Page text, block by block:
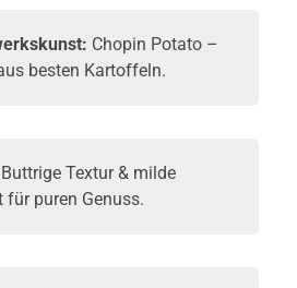
Chopin Potato –
besten Kartoffeln.
Buttrige Textur & milde
für puren Genuss.